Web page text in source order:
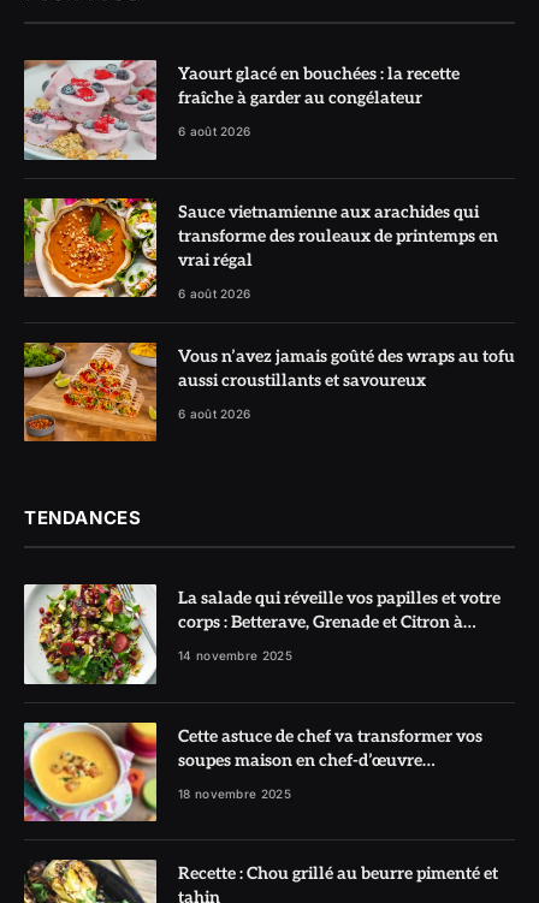
Yaourt glacé en bouchées : la recette
fraîche à garder au congélateur
6 août 2026
Sauce vietnamienne aux arachides qui
transforme des rouleaux de printemps en
vrai régal
6 août 2026
Vous n’avez jamais goûté des wraps au tofu
aussi croustillants et savoureux
6 août 2026
TENDANCES
La salade qui réveille vos papilles et votre
corps : Betterave, Grenade et Citron à
l’honneur
14 novembre 2025
Cette astuce de chef va transformer vos
soupes maison en chef-d’œuvre
réconfortant
18 novembre 2025
Recette : Chou grillé au beurre pimenté et
tahin